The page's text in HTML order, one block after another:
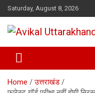
Skip
to
content
Saturday, August 8, 2026
Avikal
Home
उत्तराखंड